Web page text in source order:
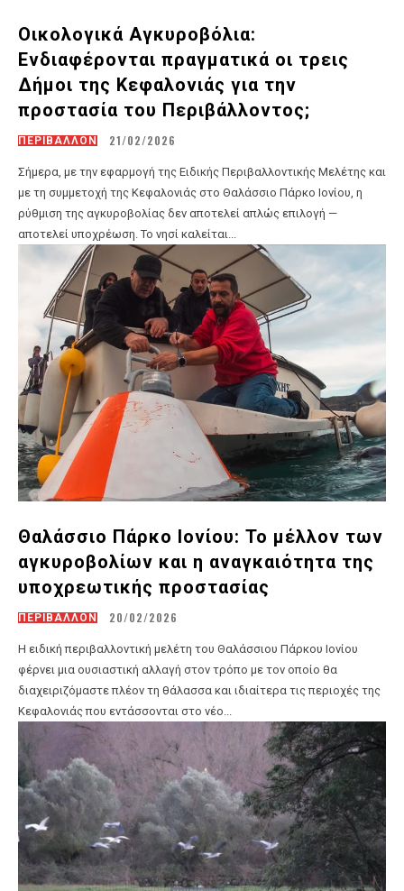
Οικολογικά Αγκυροβόλια:
Ενδιαφέρονται πραγματικά οι τρεις
Δήμοι της Κεφαλονιάς για την
προστασία του Περιβάλλοντος;
ΠΕΡΙΒΑΛΛΟΝ 21/02/2026
Σήμερα, με την εφαρμογή της Ειδικής Περιβαλλοντικής Μελέτης και
με τη συμμετοχή της Κεφαλονιάς στο Θαλάσσιο Πάρκο Ιονίου, η
ρύθμιση της αγκυροβολίας δεν αποτελεί απλώς επιλογή —
αποτελεί υποχρέωση. Το νησί καλείται...
Θαλάσσιο Πάρκο Ιονίου: Το μέλλον των
αγκυροβολίων και η αναγκαιότητα της
υποχρεωτικής προστασίας
ΠΕΡΙΒΑΛΛΟΝ 20/02/2026
Η ειδική περιβαλλοντική μελέτη του Θαλάσσιου Πάρκου Ιονίου
φέρνει μια ουσιαστική αλλαγή στον τρόπο με τον οποίο θα
διαχειριζόμαστε πλέον τη θάλασσα και ιδιαίτερα τις περιοχές της
Κεφαλονιάς που εντάσσονται στο νέο...